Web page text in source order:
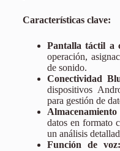
Características clave:
Pantalla táctil a
operación,
de sonido.
Conectividad
dispositivos
para gestión de
datos en formato
un análisis
Función de voz: